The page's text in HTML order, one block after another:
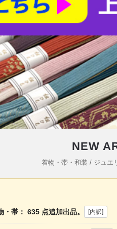
NEW
着物・帯・和装 / ジュエ
・帯： 635 点追加出品。 [内訳]